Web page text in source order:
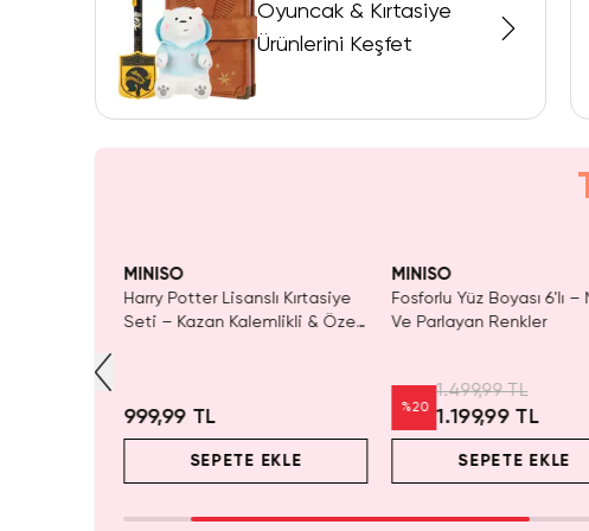
Oyuncak & Kırtasiye
Ürünlerini Keşfet
MINISO
Harry Potter Lisanslı Kırtasiye
Seti – Kazan Kalemlikli & Özel
999,99 TL
SEPETE EKLE
MINISO
Fosforlu Yüz Boyası 6'lı –
Ve Parlayan Renkler
%20
1.499,99 TL
1.199,99 TL
SEPETE EKLE